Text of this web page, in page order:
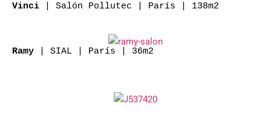
Vinci | Salón Pollutec | París | 138m2
Ramy | SIAL | París | 36m2